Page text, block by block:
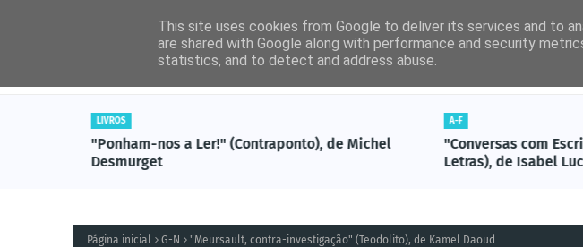
Entrevistas Livros (por ordem alfabética)
LIVROS
"Ponham-nos a Ler!" (Contraponto), de Michel
Desmurget
A-F
"Conversas com
Letras), de Isabel
Página inicial G-N "Meursault, contra-investigação" (Teodolito), de Kamel Daoud
This site uses cookies from Google to deliver its services and to
are shared with Google along with performance and security
statistics, and to detect and address abuse.